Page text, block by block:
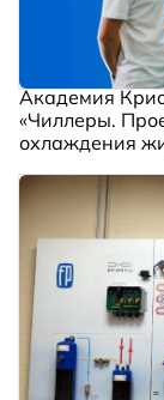
Академия
«Чиллеры.
охлаждения